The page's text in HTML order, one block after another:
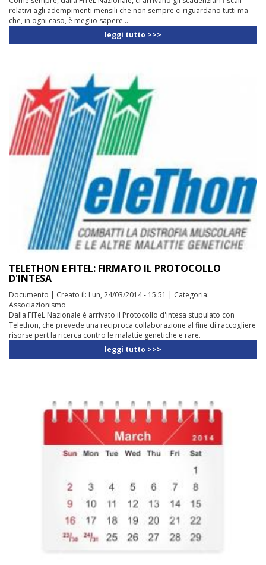
relativi agli adempimenti mensili che non sempre ci riguardano tutti ma
che, in ogni caso, è meglio sapere...
leggi tutto >>>
TELETHON E FITEL: FIRMATO IL PROTOCOLLO
D'INTESA
Documento | Creato il: Lun, 24/03/2014 - 15:51 | Categoria:
Associazionismo
Dalla FITeL Nazionale è arrivato il Protocollo d'intesa stupulato con
Telethon, che prevede una reciproca collaborazione al fine di raccogliere
risorse pert la ricerca contro le malattie genetiche e rare.
leggi tutto >>>